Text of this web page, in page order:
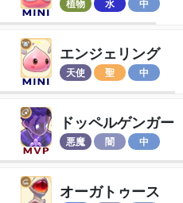
ドッペルゲンガー
悪魔 闇 中
植物 水 中
エンジェリング
天使 聖 中
オーガトゥース